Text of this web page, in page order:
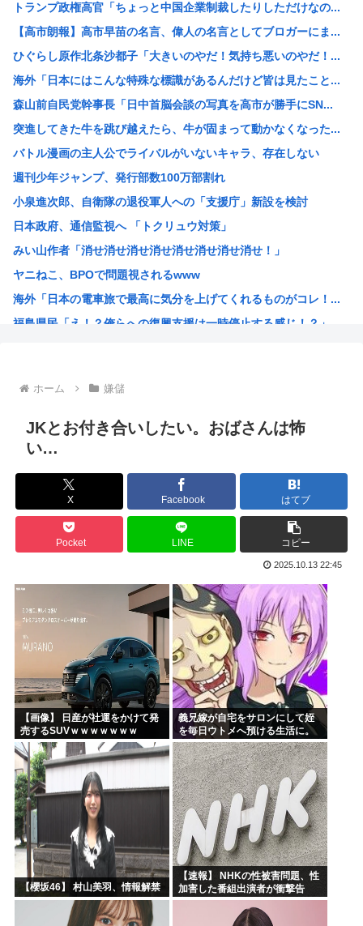
ワイ「どう見ても熟女AVのパッケージにしか見えん商品宣伝...
元ジャンポケ斉藤被告、懲役7年を求刑される
AI活用すればするほど残業が増える現実
中国「大洪水！」中国ダム「決壊」地元民「公式発表より死者...
名古屋城本丸御殿の柱に修復不能な傷 「りょうじ」と「カイ...
【閲覧注意】元臆女キャバ嬢の首吊り自●配信、拡散されまく...
【悲報】山里亮太さん、一般人のツイートに反撃開始www
ゼレンスキー大統領、対日外交に不満か…大使らへ強化指示
【画像】椎名林檎（38）「チュートリアル徳井と対談か…ち...
【画像】木村沙織(39)の最新お●ぱいがガチでヤベえええ...
今日ガストで胸糞悪いことがあった→…カップルとバトルして...
【画像】“ルフィ”強盗事件、幹部の男に懲役20年の有罪判...
【悲報】医者「娘さん、ダウン症です」キラキラ女さん「人生...
トランプ政権高官「ちょっと中国企業制裁したりしただけなの...
【高市朗報】高市早苗の名言、偉人の名言としてブロガーにま...
ひぐらし原作北条沙都子「大きいのやだ！気持ち悪いのやだ！...
海外「日本にはこんな特殊な標識があるんだけど皆は見たこと...
森山前自民党幹事長「日中首脳会談の写真を高市が勝手にSN...
突進してきた牛を跳び越えたら、牛が固まって動かなくなった...
バトル漫画の主人公でライバルがいないキャラ、存在しない
週刊少年ジャンプ、発行部数100万部割れ
小泉進次郎、自衛隊の退役軍人への「支援庁」新設を検討
日本政府、通信監視へ 「トクリュウ対策」
みい山作者「消せ消せ消せ消せ消せ消せ消せ消せ！」
ヤニねこ、BPOで問題視されるwww
海外「日本の電車旅で最高に気分を上げてくれるものがコレ！...
福島県民「え！？俺らへの復興支援は一時停止する感じ！？」...
ガンダムSEEDの新台パチ●コ、またコケるwww
高市早苗熊本視察PVを映像ディレクターが本気で分析した結...
みいちゃんのモデルになった人は性格がいいらしい。
『ヤニねこ』の喫煙や覚醒剤の注射シーン、青少年への影響を...
海外「これが文明か！」日本に比べて超石器時代だった英国に...
ゼレンスキー大統領「日本の支援は大きくない」3兆円も支援...
「沢城みゆき」「悠木碧」「坂本真綾」「黒沢ともよ」パチ●...
「安倍晋三」「麻生太郎」「石原慎太郎」「高市早苗」 無礼...
漫画「人間を舐めるなよ…！」←こういう展開好きなんやが
ハンターハンター、とんでもねえ伏線が発掘されるwww
ひなこのーと作者、ついに限界突破
韓国、日本で韓国籍のインフルエンサーが7台の車に当て逃げ...
ホーム 嫌儲
JKとお付き合いしたい。おばさんは怖
い…
X Facebook はてブ
Pocket LINE コピー
2025.10.13 22:45
【画像】 日産が社運をかけて発
売するSUVｗｗｗｗｗｗｗ
義兄嫁が自宅をサロンにして姪
を毎日ウトメへ預ける生活に。
数年後、そのツケが一気に回っ
てきて…
【櫻坂46】 村山美羽、情報解禁
【速報】 NHKの性被害問題、性
加害した番組出演者が衝撃告
白！